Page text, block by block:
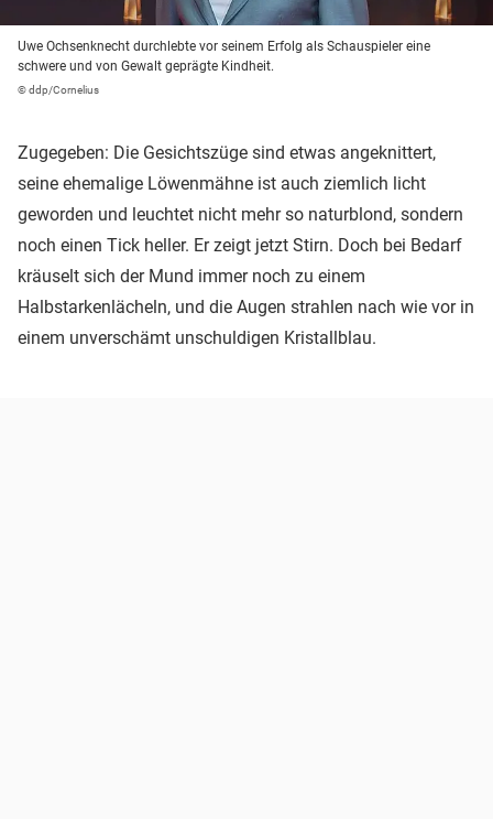
Uwe Ochsenknecht durchlebte vor seinem Erfolg als Schauspieler eine
schwere und von Gewalt geprägte Kindheit.
© ddp/Cornelius
Zugegeben: Die Gesichtszüge sind etwas angeknittert,
seine ehemalige Löwenmähne ist auch ziemlich licht
geworden und leuchtet nicht mehr so naturblond, sondern
noch einen Tick heller. Er zeigt jetzt Stirn. Doch bei Bedarf
kräuselt sich der Mund immer noch zu einem
Halbstarkenlächeln, und die Augen strahlen nach wie vor in
einem unverschämt unschuldigen Kristallblau.